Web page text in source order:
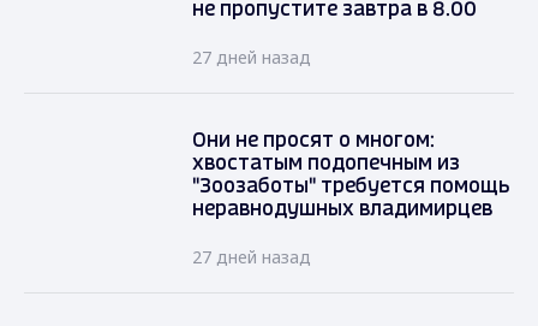
не пропустите завтра в 8.00
27 дней назад
Они не просят о многом:
хвостатым подопечным из
"Зоозаботы" требуется помощь
неравнодушных владимирцев
27 дней назад